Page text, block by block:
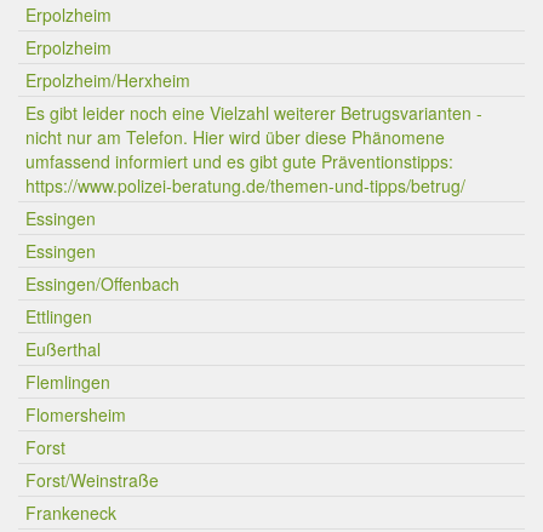
Erpolzheim
Erpolzheim
Erpolzheim/Herxheim
Es gibt leider noch eine Vielzahl weiterer Betrugsvarianten -
nicht nur am Telefon. Hier wird über diese Phänomene
umfassend informiert und es gibt gute Präventionstipps:
https://www.polizei-beratung.de/themen-und-tipps/betrug/
Essingen
Essingen
Essingen/Offenbach
Ettlingen
Eußerthal
Flemlingen
Flomersheim
Forst
Forst/Weinstraße
Frankeneck